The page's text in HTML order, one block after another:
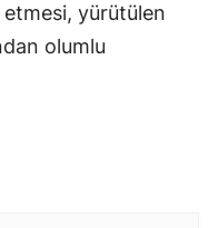
yürütülen
olumlu